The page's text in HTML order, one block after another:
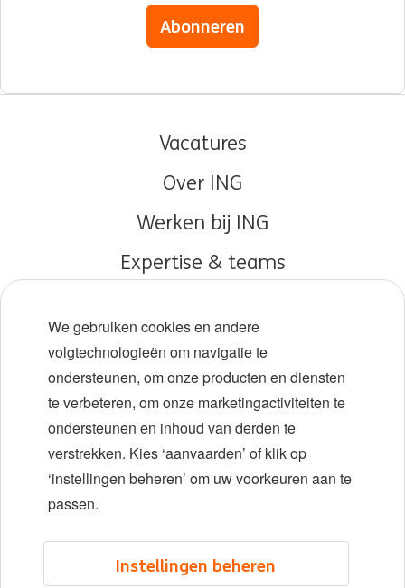
Abonneren
Vacatures
Over ING
Werken bij ING
Expertise & teams
Diversiteit en inclusie
Locaties
Evenementen
©2026 ING
We gebruiken cookies en andere
volgtechnologieën om navigatie te
ondersteunen, om onze producten en diensten
te verbeteren, om onze marketingactiviteiten te
ondersteunen en inhoud van derden te
verstrekken. Kies ‘aanvaarden’ of klik op
‘instellingen beheren’ om uw voorkeuren aan te
passen.
Instellingen beheren